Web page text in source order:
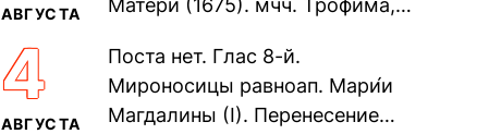
АВГУСТА
Матери (1675). мчч. Трофи́ма,
мучеников (284–305). прав.
воина Фео́дора...
4
АВГУСТА
Поста нет. Глас 8-й.
Мироносицы равноап. Мари́и
Магдалины (I). Перенесение